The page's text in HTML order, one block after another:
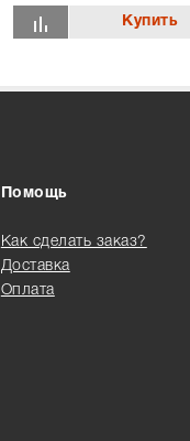
Помощь
Как сделать заказ?
Доставка
Оплата